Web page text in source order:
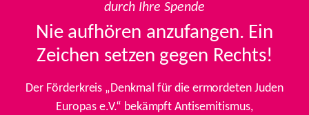
durch Ihre Spende
Nie aufhören anzufangen. Ein
Zeichen setzen gegen Rechts!
Der Förderkreis „Denkmal für die ermordeten Juden
Europas e.V.“ bekämpft Antisemitismus,